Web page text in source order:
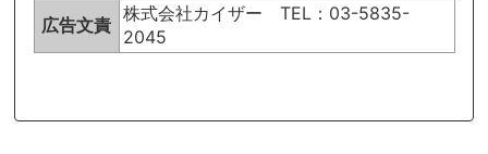
広告文責
株式会社カイザー TEL：03-5835-
2045